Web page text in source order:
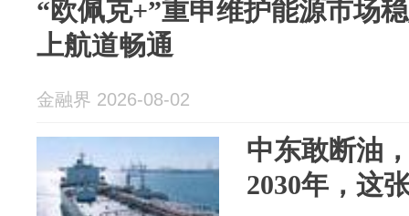
“欧佩克+”重申维护能源市场
上航道畅通
金融界 2026-08-02
中东敢断油
2030年，这